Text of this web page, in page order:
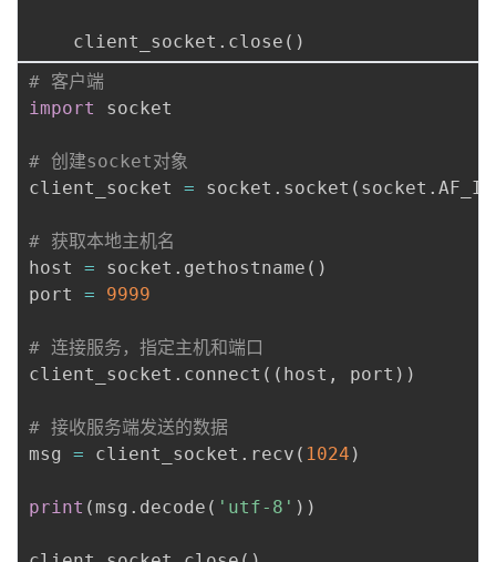
证
实
验
的
收
持
建
议
    client_socket
. close ( )
# 客户端
import
socket
# 创建socket对象
client_socket = socket . socket ( socket .
# 获取本地主机名
host = socket . gethostname ( )
port = 9999
# 连接服务，指定主机和端口
client_socket . connect ( ( host , port ) )
# 接收服务端发送的数据
msg = client_socket . recv ( 1024 )
print ( msg . decode ( 'utf-8' ) )